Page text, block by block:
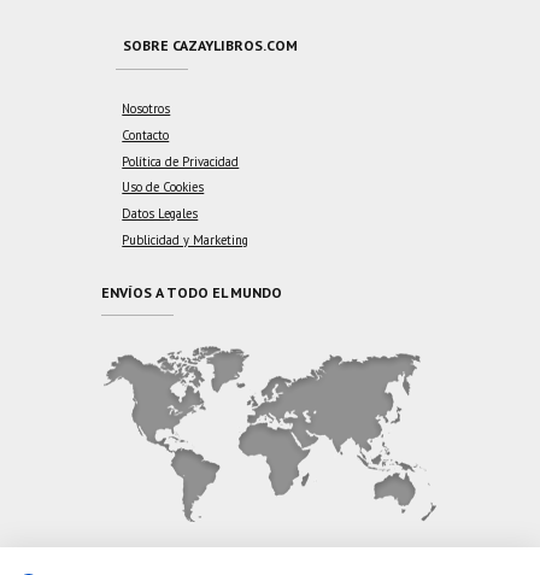
SOBRE CAZAYLIBROS.COM
Nosotros
Contacto
Política de Privacidad
Uso de Cookies
Datos Legales
Publicidad y Marketing
ENVÍOS A TODO EL MUNDO